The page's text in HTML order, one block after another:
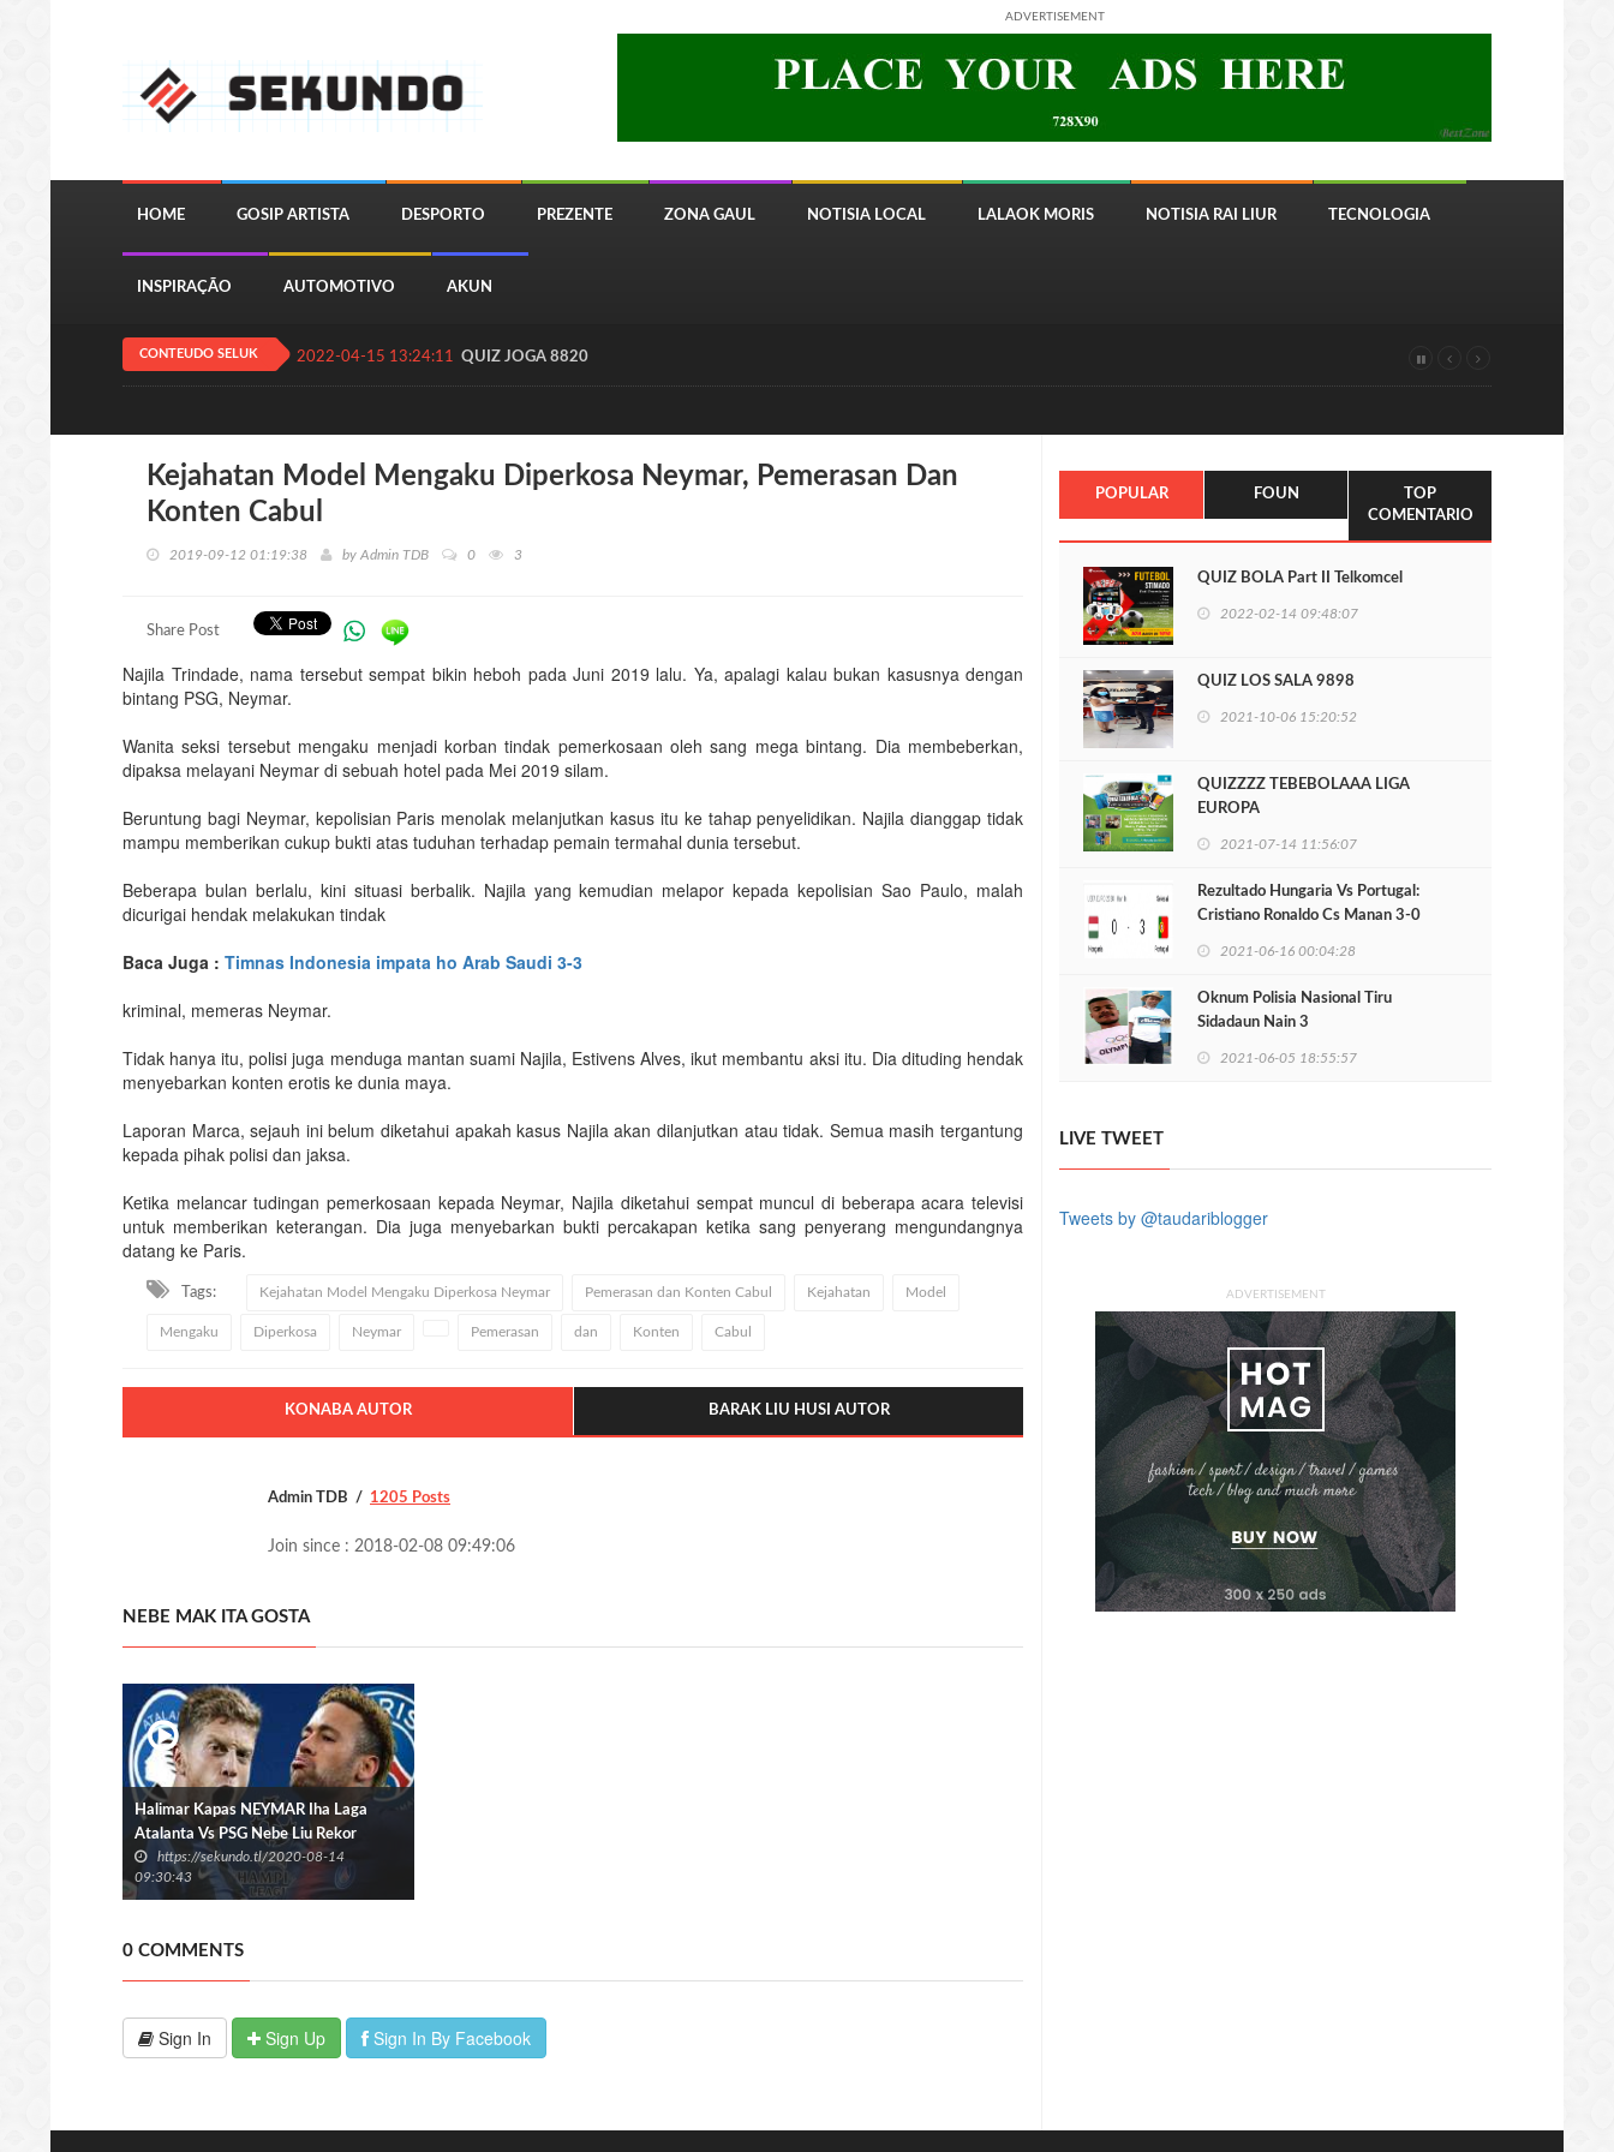
ADVERTISEMENT
HOME GOSIP ARTISTA DESPORTO PREZENTE ZONA GAUL NOTISIA LOCAL LALAOK MORIS NOTISIA RAI LIUR TECNOLOGIA
INSPIRAÇÃO AUTOMOTIVO AKUN
CONTEUDO SELUK 2022-04-15 13:24:11 QUIZ JOGA 8820 Timor Telecom
Kejahatan Model Mengaku Diperkosa Neymar, Pemerasan Dan
Konten Cabul
2019-09-12 01:19:38 by Admin TDB 0 3
Share Post
Najila Trindade, nama tersebut sempat bikin heboh pada Juni 2019 lalu. Ya, apalagi kalau bukan kasusnya dengan
bintang PSG, Neymar.
Wanita seksi tersebut mengaku menjadi korban tindak pemerkosaan oleh sang mega bintang. Dia membeberkan,
dipaksa melayani Neymar di sebuah hotel pada Mei 2019 silam.
Beruntung bagi Neymar, kepolisian Paris menolak melanjutkan kasus itu ke tahap penyelidikan. Najila dianggap tidak
mampu memberikan cukup bukti atas tuduhan terhadap pemain termahal dunia tersebut.
Beberapa bulan berlalu, kini situasi berbalik. Najila yang kemudian melapor kepada kepolisian Sao Paulo, malah
dicurigai hendak melakukan tindak
Baca Juga : Timnas Indonesia impata ho Arab Saudi 3-3
kriminal, memeras Neymar.
Tidak hanya itu, polisi juga menduga mantan suami Najila, Estivens Alves, ikut membantu aksi itu. Dia dituding hendak
menyebarkan konten erotis ke dunia maya.
Laporan Marca, sejauh ini belum diketahui apakah kasus Najila akan dilanjutkan atau tidak. Semua masih tergantung
kepada pihak polisi dan jaksa.
Ketika melancar tudingan pemerkosaan kepada Neymar, Najila diketahui sempat muncul di beberapa acara televisi
untuk memberikan keterangan. Dia juga menyebarkan bukti percakapan ketika sang penyerang mengundangnya
datang ke Paris.
Tags: Kejahatan Model Mengaku Diperkosa Neymar Pemerasan dan Konten Cabul Kejahatan Model
Mengaku Diperkosa Neymar Pemerasan dan Konten Cabul
KONABA AUTOR BARAK LIU HUSI AUTOR
Admin TDB 1205 Posts
Join since : 2018-02-08 09:49:06
NEBE MAK ITA GOSTA
Halimar Kapas NEYMAR Iha Laga
Atalanta Vs PSG Nebe Liu Rekor
MESSIhttps://sekundo.tl/2020-08-14
09:30:43
0 COMMENTS
Sign In Sign Up Sign In By Facebook
POPULAR FOUN
TOP
COMENTARIO
QUIZ BOLA Part II Telkomcel
2022-02-14 09:48:07
QUIZ LOS SALA 9898
2021-10-06 15:20:52
QUIZZZZ TEBEBOLAAA LIGA
EUROPA
2021-07-14 11:56:07
Rezultado Hungaria Vs Portugal:
Cristiano Ronaldo Cs Manan 3-0
2021-06-16 00:04:28
Oknum Polisia Nasional Tiru
Sidadaun Nain 3
2021-06-05 18:55:57
LIVE TWEET
Tweets by @taudariblogger
ADVERTISEMENT